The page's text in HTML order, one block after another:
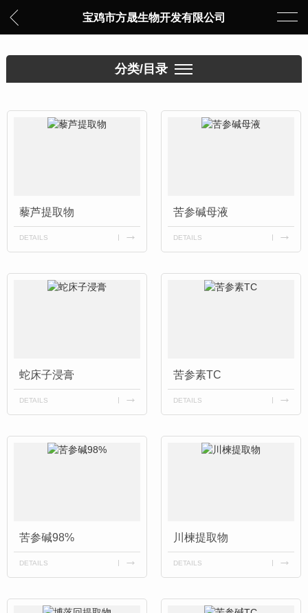
宝鸡市方晟生物开发有限公司
分类/目录
藜芦提取物
DETAILS
苦参碱母液
DETAILS
蛇床子浸膏
DETAILS
苦参素TC
DETAILS
苦参碱98%
DETAILS
川楝提取物
DETAILS